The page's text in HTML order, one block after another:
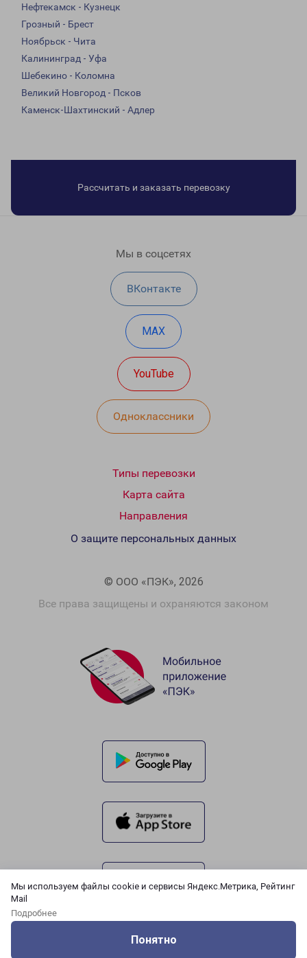
Мы используем файлы cookie и сервисы Яндекс.Метрика, Рейтинг
Mail
Подробнее
Понятно
Нефтекамск - Кузнецк
Грозный - Брест
Ноябрьск - Чита
Калининград - Уфа
Шебекино - Коломна
Великий Новгород - Псков
Каменск-Шахтинский - Адлер
Рассчитать и заказать перевозку
Мы в соцсетях
ВКонтакте
MAX
YouTube
Одноклассники
Типы перевозки
Карта сайта
Направления
© ООО «ПЭК», 2026
Все права защищены и охраняются законом
О защите персональных данных